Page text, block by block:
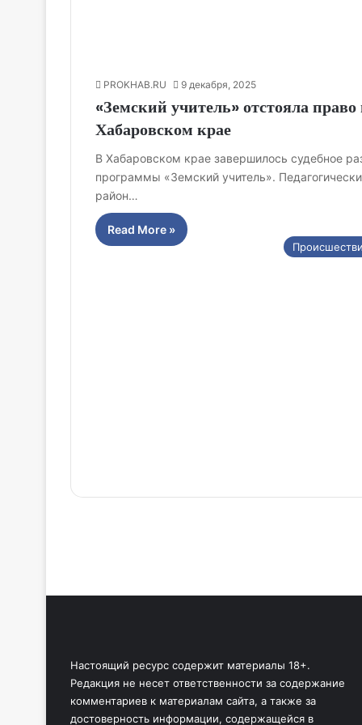
PROKHAB.RU 9 декабря, 2025
«Земский учитель» отстояла
Хабаровском крае
В Хабаровском крае завершилось судебное
программы «Земский учитель».
район…
Read More »
Настоящий ресурс содержит материалы 18+.
Редакция не несет ответственности за содержание
комментариев к материалам сайта, а также за
достоверность информации, содержащейся в